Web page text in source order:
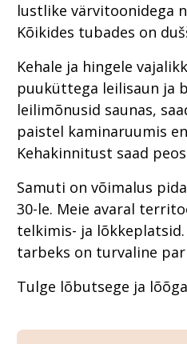
lustlike värvitoonidega
Kõikides tubades on
Kehale ja hingele
puuküttega leilisaun ja
leilimõnusid saunas,
paistel kaminaruumis
Kehakinnitust saad
Samuti on võimalus
30-le. Meie avaral
telkimis- ja
tarbeks on turvaline
Tulge lõbutsege ja